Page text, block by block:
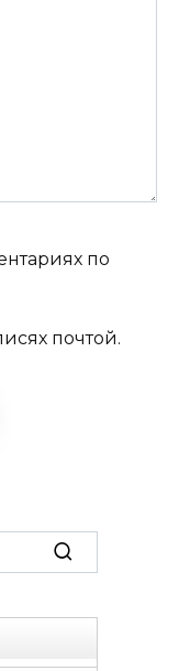
по
почтой.